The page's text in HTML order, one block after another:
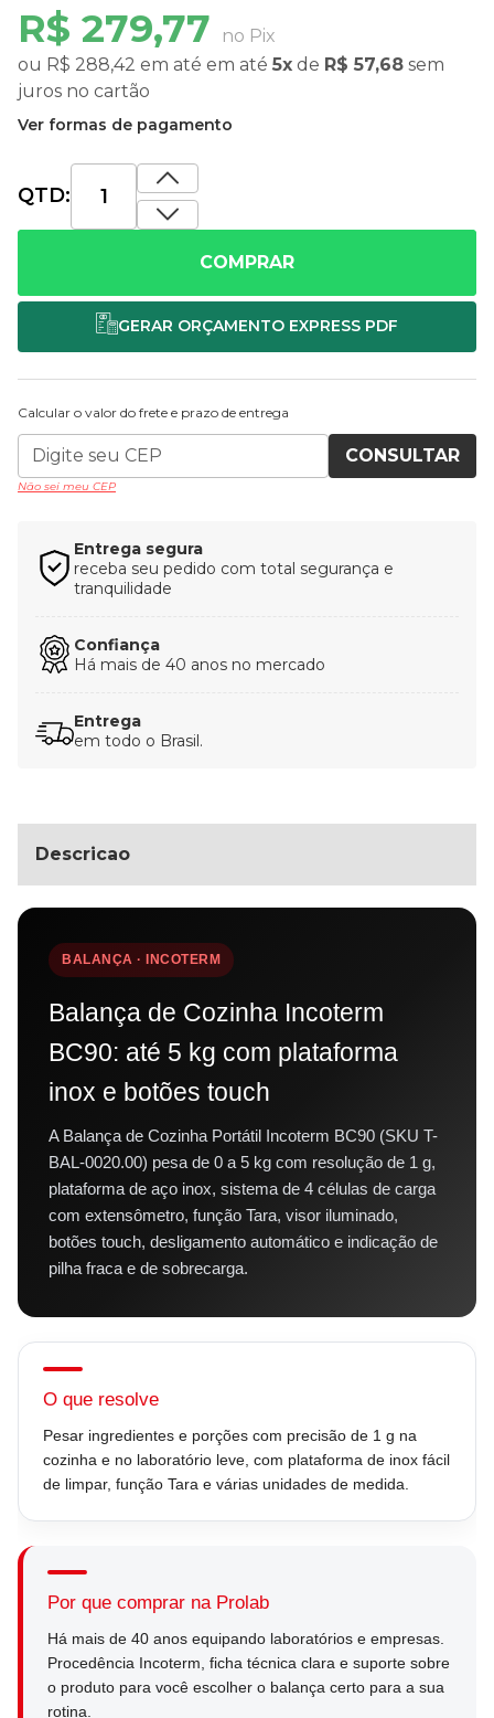
R$ 279,77
no Pix
ou R$ 288,42 em até em até 5x de R$ 57,68 sem
juros no cartão
Ver formas de pagamento
QTD:
COMPRAR
Calcular o valor do frete e prazo de entrega
CONSULTAR
Não sei meu CEP
Entrega segura
receba seu pedido com total segurança e
tranquilidade
Confiança
Há mais de 40 anos no mercado
Entrega
em todo o Brasil.
Descricao
BALANÇA · INCOTERM
Balança de Cozinha Incoterm
BC90: até 5 kg com plataforma
inox e botões touch
A Balança de Cozinha Portátil Incoterm BC90 (SKU T-
BAL-0020.00) pesa de 0 a 5 kg com resolução de 1 g,
plataforma de aço inox, sistema de 4 células de carga
com extensômetro, função Tara, visor iluminado,
botões touch, desligamento automático e indicação de
pilha fraca e de sobrecarga.
O que resolve
Pesar ingredientes e porções com precisão de 1 g na
cozinha e no laboratório leve, com plataforma de inox fácil
de limpar, função Tara e várias unidades de medida.
Por que comprar na Prolab
Há mais de 40 anos equipando laboratórios e empresas.
Procedência Incoterm, ficha técnica clara e suporte sobre
o produto para você escolher o balança certo para a sua
rotina.